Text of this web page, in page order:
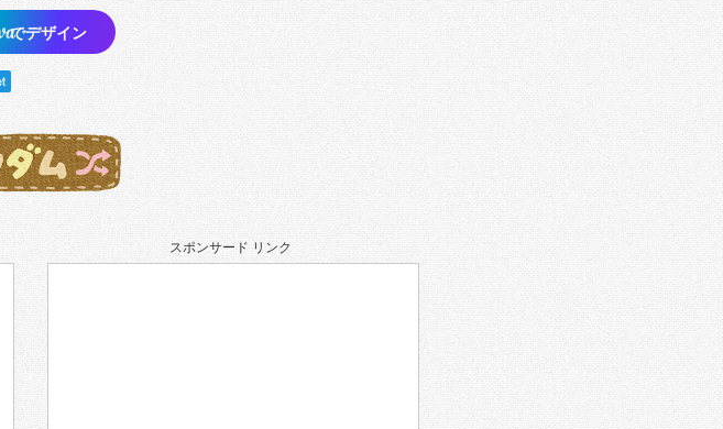
でデザイン
スポンサード リンク